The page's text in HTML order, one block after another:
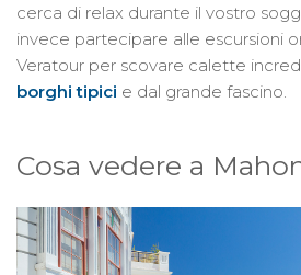
cerca di relax durante il vostro
invece partecipare alle escursioni
Veratour per scovare calette
borghi tipici e dal grande fascino.
Cosa vedere a